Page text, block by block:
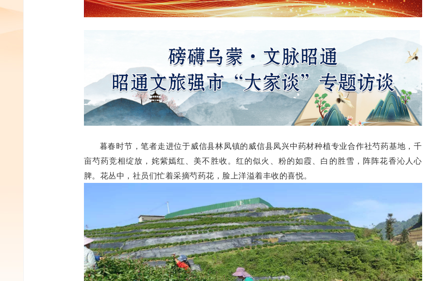
暮春时节，笔者走进位于威信县林凤镇的威信县凤兴中药材种植专业合作社芍药基地，千
亩芍药竞相绽放，姹紫嫣红、美不胜收。红的似火、粉的如霞、白的胜雪，阵阵花香沁人心
脾。花丛中，社员们忙着采摘芍药花，脸上洋溢着丰收的喜悦。